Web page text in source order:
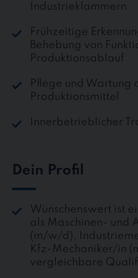
Industrieklammern
Frühzeitige
Behebung von
Produktionsablauf
Pflege und Wartung
Produktionsmittel
Innerbetrieblicher
Dein Profil
Wünschenswert ist
als Maschinen- und
(m/w/d),
Kfz-Mechaniker/in
vergleichbare